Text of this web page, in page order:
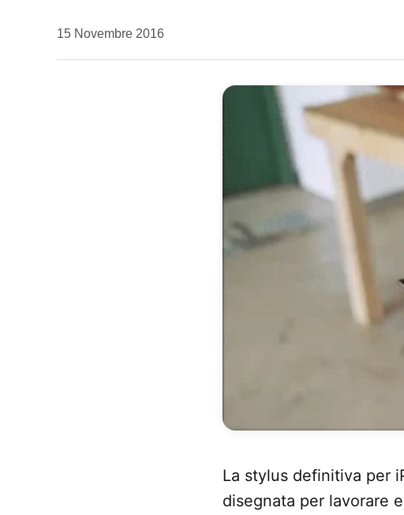
da
15 Novembre 2016
La stylus definitiva per
disegnata per lavorare